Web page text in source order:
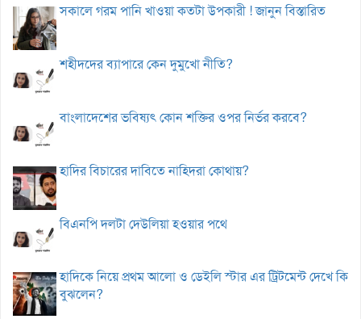
সকালে গরম পানি খাওয়া কতটা উপকারী ! জানুন বিস্তারিত
শহীদদের ব্যাপারে কেন দুমুখো নীতি?
বাংলাদেশের ভবিষ্যৎ কোন শক্তির ওপর নির্ভর করবে?
হাদির বিচারের দাবিতে নাহিদরা কোথায়?
বিএনপি দলটা দেউলিয়া হওয়ার পথে
হাদিকে নিয়ে প্রথম আলো ও ডেইলি স্টার এর ট্রিটমেন্ট দেখে কি
বুঝলেন?